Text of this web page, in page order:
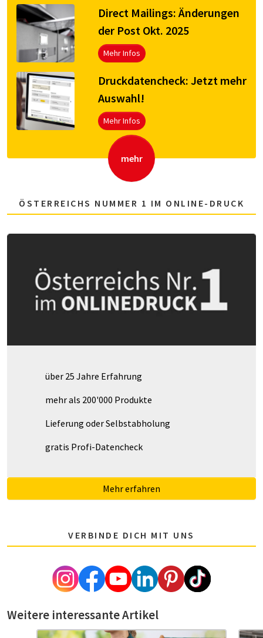
Direct Mailings: Änderungen
der Post Okt. 2025
Mehr Infos
Druck­da­ten­check: Jetzt mehr
Aus­wahl!
Mehr Infos
mehr
ÖSTERREICHS NUMMER 1 IM ONLINE-DRUCK
über 25 Jahre Erfahrung
mehr als 200'000 Produkte
Lieferung oder Selbstabholung
gratis Profi-Datencheck
Mehr erfahren
VERBINDE DICH MIT UNS
Weitere interessante Artikel